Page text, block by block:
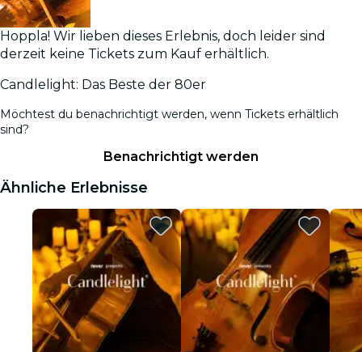
Hoppla! Wir lieben dieses Erlebnis, doch leider sind
derzeit keine Tickets zum Kauf erhältlich.
Candlelight: Das Beste der 80er
Möchtest du benachrichtigt werden, wenn Tickets erhältlich
sind?
Benachrichtigt werden
Ähnliche Erlebnisse